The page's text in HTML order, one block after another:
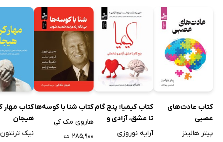
کتاب عادت‌های
عصبی
پیتر هالینز
کتاب کیمیا: پنج گام
تا عشق، آزادی و
شادمانی
آرایه نوروزی
کتاب شنا با کوسه‌ها
هاروی مک کی
۲۸۵,۹۰۰ ت
کتاب مهار
هیجان
نیک ترنتون